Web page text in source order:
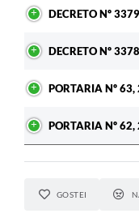
DECRETO Nº
DECRETO Nº
PORTARIA Nº
PORTARIA Nº
GOSTEI